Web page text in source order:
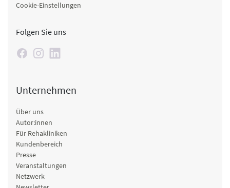
Cookie-Einstellungen
Folgen Sie uns
Unternehmen
Über uns
Autor:innen
Für Rehakliniken
Kundenbereich
Presse
Veranstaltungen
Netzwerk